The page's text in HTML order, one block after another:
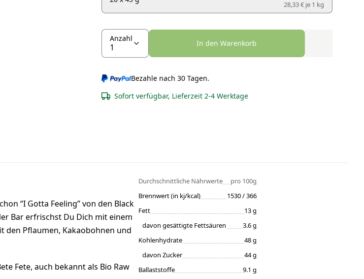
28,33 € je1 kg
Anzahl
In den Warenkorb
Bezahle nach 30 Tagen.
Sofort verfügbar, Lieferzeit 2-4 Werktage
“I Gotta Feeling” von den Black
Bar erfrischst Du Dich mit einem
den Pflaumen, Kakaobohnen und
Fete, auch bekannt als Bio Raw
Durchschnittliche Nährwerte
pro 100g
Brennwert (in kj/kcal)
1530 / 366
Fett
13 g
davon gesättigte Fettsäuren
3.6 g
Kohlenhydrate
48 g
davon Zucker
44 g
Ballaststoffe
9.1 g